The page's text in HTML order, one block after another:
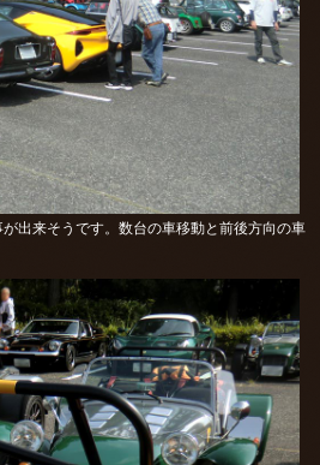
出来そうです。数台の車移動と前後方向の車